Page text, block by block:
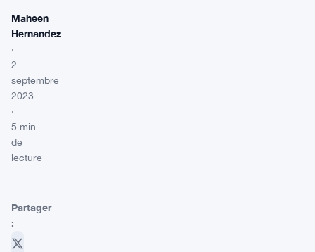
Maheen
Hernandez
·
2
septembre
2023
·
5 min
de
lecture
Partager
: